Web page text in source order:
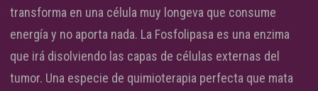
transforma en una célula muy longeva que consume
energía y no aporta nada. La Fosfolipasa es una enzima
que irá disolviendo las capas de células externas del
tumor. Una especie de quimioterapia perfecta que mata